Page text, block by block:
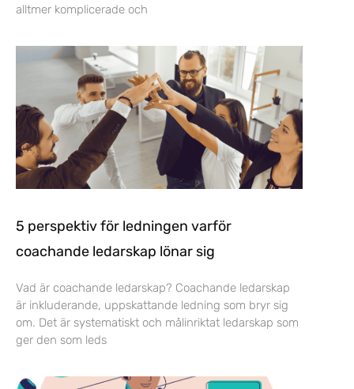
alltmer komplicerade och
5 perspektiv för ledningen varför
coachande ledarskap lönar sig
Vad är coachande ledarskap? Coachande ledarskap
är inkluderande, uppskattande ledning som bryr sig
om. Det är systematiskt och målinriktat ledarskap som
ger den som leds